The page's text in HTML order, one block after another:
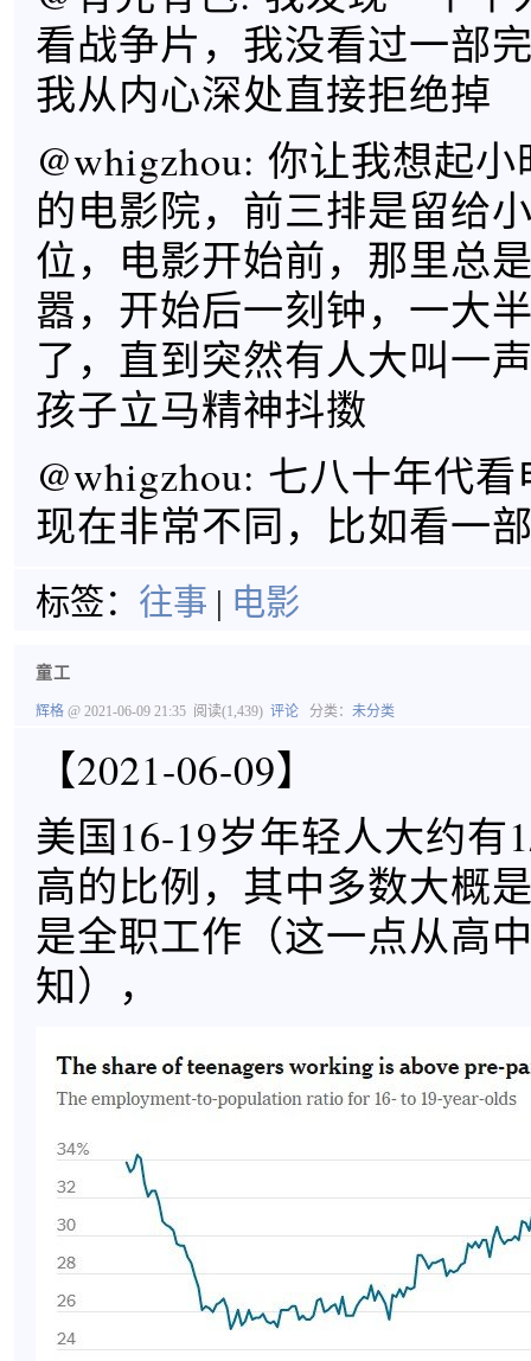
看战争片，我没看过一部
我从内心深处直接拒绝掉
@whigzhou: 你让我想起
的电影院，前三排是留给
位，电影开始前，那里总
嚣，开始后一刻钟，一大
了，直到突然有人大叫一
孩子立马精神抖擞
@whigzhou: 七八十年代
现在非常不同，比如看一
标签： 往事 | 电影
童工
辉格 @ 2021-06-09 21:35 阅读(1,439) 评论 分类： 未分类
【2021-06-09】
美国16-19岁年轻人大约有
高的比例，其中多数大概
是全职工作（这一点从高
知），